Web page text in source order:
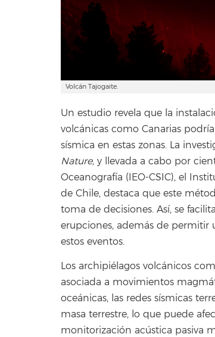
Volcán Tajogaite.
Un estudio revela que la
volcánicas como Canarias
sísmica en estas zonas. La
Nature, y llevada a cabo por
Oceanografía (IEO-CSIC), el
de Chile, destaca que este
toma de decisiones. Así, se
erupciones, además de
estos eventos.
Los archipiélagos volcánicos
asociada a movimientos
oceánicas, las redes sísmicas
masa terrestre, lo que puede
monitorización acústica pasiva